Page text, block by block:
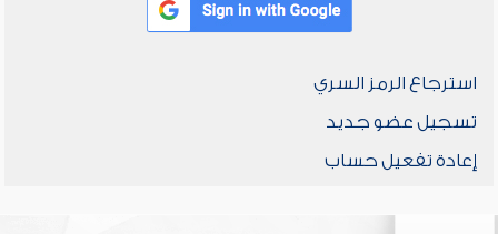
استرجاع الرمز السري
تسجيل عضو جديد
إعادة تفعيل حساب